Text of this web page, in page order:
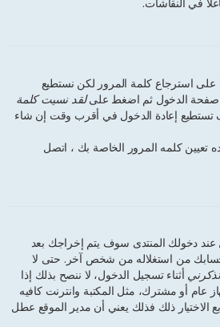
على استرجاع كلمة المرور لكن نستطيع
صفحة الدخول ثم اضغط علىلقد نسيت كلمة
تستطيع إعادة الدخول في أقرب وقت إن شاء
تعيين كلمه المرور الخاصة بك ، اتصل
عند دخولك المنتدى سوف يتم إخراجك بعد
من استغلاله من شخص آخر. حتى لا
تذكرني أثناء تسجيل الدخول، لا ننصح بذلك إذا
عام أو مشترك، مثل المكتبة وانترنت كافيه
الاختيار ذلك فذلك يعني أن مدير الموقع عطل